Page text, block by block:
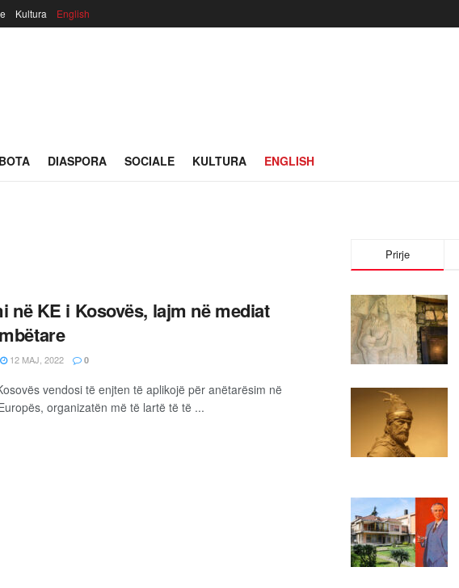
Kultura English
BOTA DIASPORA SOCIALE KULTURA ENGLISH
në KE i Kosovës, lajm në mediat
12 MAJ, 2022 0
vendosi të enjten të aplikojë për anëtarësim në
organizatën më të lartë të të ...
Prirje